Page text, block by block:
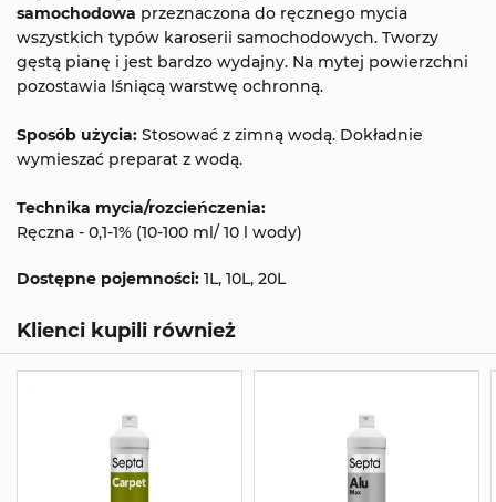
samochodowa przeznaczona do ręcznego mycia
wszystkich typów karoserii samochodowych. Tworzy
gęstą pianę i jest bardzo wydajny. Na mytej powierzchni
pozostawia lśniącą warstwę ochronną.
Sposób użycia: Stosować z zimną wodą. Dokładnie
wymieszać preparat z wodą.
Technika mycia/rozcieńczenia:
Ręczna - 0,1-1% (10-100 ml/ 10 l wody)
Dostępne pojemności: 1L, 10L, 20L
Klienci kupili również